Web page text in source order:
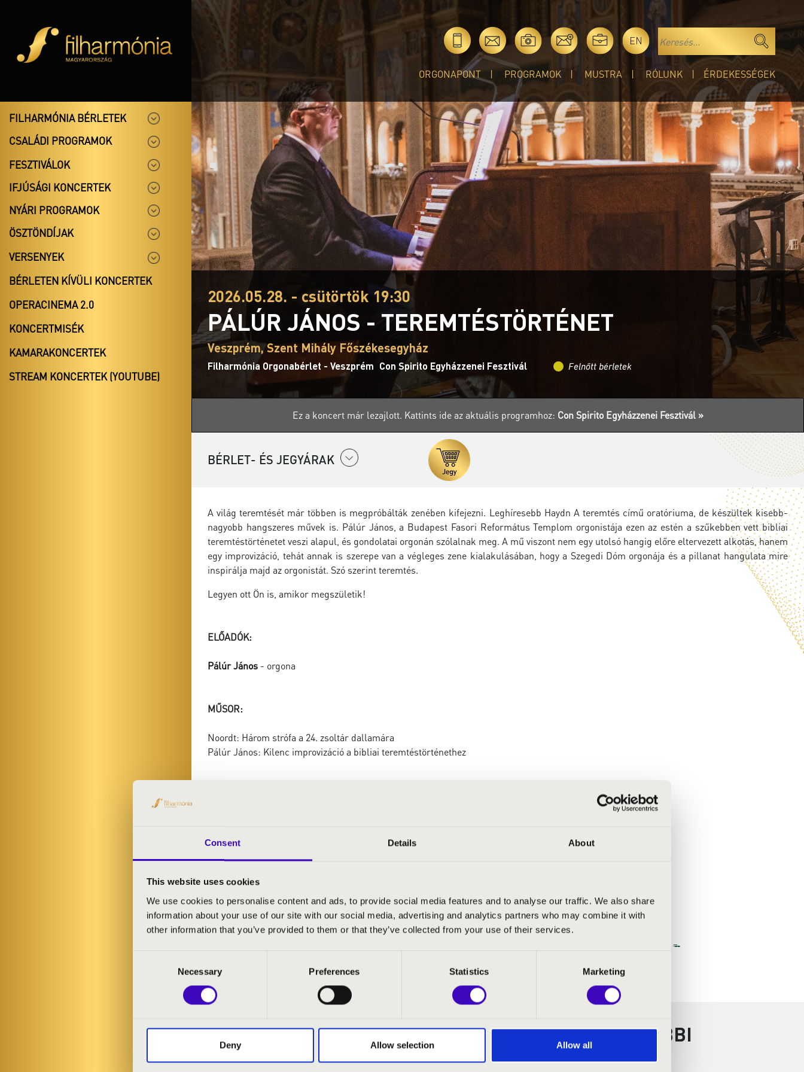
Consent Details About
This website uses cookies
We use cookies to personalise content and ads, to provide social media features and to analyse our traffic. We also share
information about your use of our site with our social media, advertising and analytics partners who may combine it with
other information that you’ve provided to them or that they’ve collected from your use of their services.
Necessary Preferences Statistics Marketing
Deny Allow selection Allow all
EN
ORGONAPONT PROGRAMOK MUSTRA RÓLUNK ÉRDEKESSÉGEK
FILHARMÓNIA BÉRLETEK
CSALÁDI PROGRAMOK
FESZTIVÁLOK
IFJÚSÁGI KONCERTEK
NYÁRI PROGRAMOK
ÖSZTÖNDÍJAK
VERSENYEK
BÉRLETEN KÍVÜLI KONCERTEK
OPERACINEMA 2.0
KONCERTMISÉK
KAMARAKONCERTEK
STREAM KONCERTEK (YOUTUBE)
2026.05.28. - csütörtök 19:30
PÁLÚR JÁNOS - TEREMTÉSTÖRTÉNET
Veszprém, Szent Mihály Főszékesegyház
Filharmónia Orgonabérlet - Veszprém Con Spirito Egyházzenei Fesztivál Felnőtt bérletek
Ez a koncert már lezajlott. Kattints ide az aktuális programhoz: Con Spirito Egyházzenei Fesztivál »
BÉRLET- ÉS JEGYÁRAK
A világ teremtését már többen is megpróbálták zenében kifejezni. Leghíresebb Haydn A teremtés című oratóriuma, de készültek kisebb-
nagyobb hangszeres művek is. Pálúr János, a Budapest Fasori Református Templom orgonistája ezen az estén a szűkebben vett bibliai
teremtéstörténetet veszi alapul, és gondolatai orgonán szólalnak meg. A mű viszont nem egy utolsó hangig előre eltervezett alkotás, hanem
egy improvizáció, tehát annak is szerepe van a végleges zene kialakulásában, hogy a Szegedi Dóm orgonája és a pillanat hangulata mire
inspirálja majd az orgonistát. Szó szerint teremtés.
Legyen ott Ön is, amikor megszületik!
ELŐADÓK:
Pálúr János - orgona
MŰSOR:
Noordt: Három strófa a 24. zsoltár dallamára
Pálúr János: Kilenc improvizáció a bibliai teremtéstörténethez
FILHARMÓNIA ORGONABÉRLET - VESZPRÉM - TOVÁBBI
KONCERTEK